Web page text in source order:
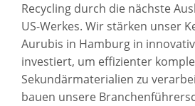
Recycling durch die nächste
US-Werkes. Wir stärken unser
Aurubis in Hamburg in
investiert, um effizienter
Sekundärmaterialien zu
bauen unsere